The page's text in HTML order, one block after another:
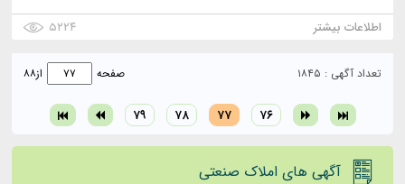
اطلاعات بیشتر
۵۲۲۴
تعداد آگهی : ۱۸۴۵
۷۶ ۷۷ ۷۸ ۷۹
صفحه از۸۸
آگهی های املاک صنعتی